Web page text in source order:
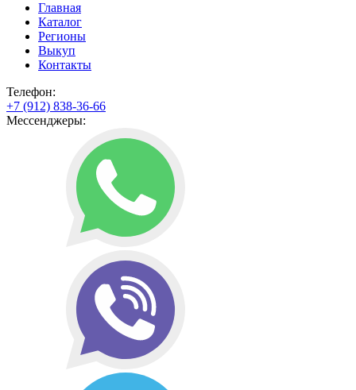
Главная
Каталог
Регионы
Выкуп
Контакты
Телефон:
+7 (912) 838-36-66
Мессенджеры: